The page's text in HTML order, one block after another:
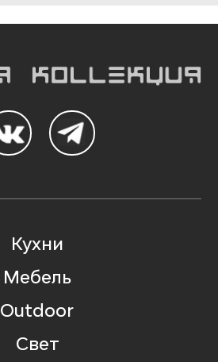
Кухни
Мебель
Outdoor
Свет